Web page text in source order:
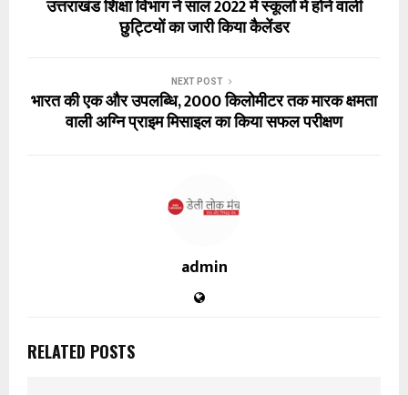
उत्तराखंड शिक्षा विभाग ने साल 2022 में स्कूलों में होने वाली
छुट्टियों का जारी किया कैलेंडर
NEXT POST
भारत की एक और उपलब्धि, 2000 किलोमीटर तक मारक क्षमता
वाली अग्नि प्राइम मिसाइल का किया सफल परीक्षण
admin
RELATED POSTS